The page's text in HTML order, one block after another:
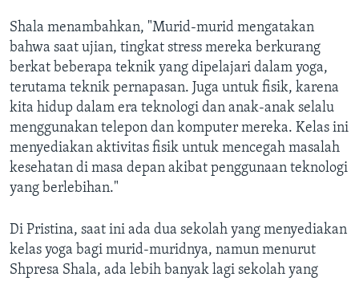
Shala menambahkan, "Murid-murid mengatakan
bahwa saat ujian, tingkat stress mereka berkurang
berkat beberapa teknik yang dipelajari dalam yoga,
terutama teknik pernapasan. Juga untuk fisik, karena
kita hidup dalam era teknologi dan anak-anak selalu
menggunakan telepon dan komputer mereka. Kelas ini
menyediakan aktivitas fisik untuk mencegah masalah
kesehatan di masa depan akibat penggunaan teknologi
yang berlebihan."
Di Pristina, saat ini ada dua sekolah yang menyediakan
kelas yoga bagi murid-muridnya, namun menurut
Shpresa Shala, ada lebih banyak lagi sekolah yang